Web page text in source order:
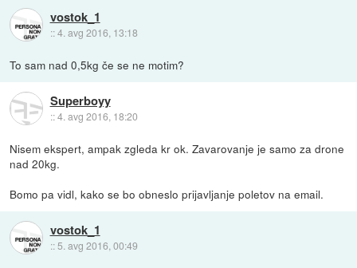
vostok_1
::4. avg 2016, 13:18
To sam nad 0,5kg če se ne motim?
Superboyy
::4. avg 2016, 18:20
Nisem ekspert, ampak zgleda kr ok. Zavarovanje je samo za drone
nad 20kg.
Bomo pa vidl, kako se bo obneslo prijavljanje poletov na email.
vostok_1
:: 5. avg 2016, 00:49